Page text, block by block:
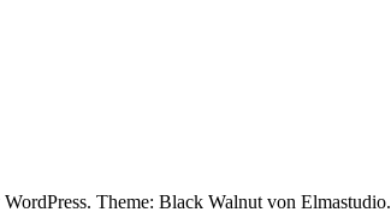
Theme: Black Walnut von Elmastudio.